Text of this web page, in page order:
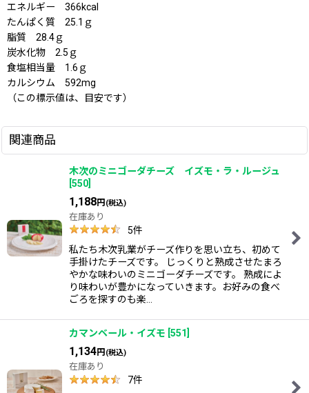
エネルギー 366kcal
たんぱく質 25.1ｇ
脂質 28.4ｇ
炭水化物 2.5ｇ
食塩相当量 1.6ｇ
カルシウム 592mg
（この標示値は、目安です）
関連商品
木次のミニゴーダチーズ イズモ・ラ・ルージュ
[550]
1,188円(税込)
在庫あり
5件
私たち木次乳業がチーズ作りを思い立ち、初めて
手掛けたチーズです。 じっくりと熟成させたまろ
やかな味わいのミニゴーダチーズです。 熟成によ
り味わいが豊かになっていきます。お好みの食べ
ごろを探すのも楽…
カマンベール・イズモ 551
1,134円 (税込)
在庫あり
7件